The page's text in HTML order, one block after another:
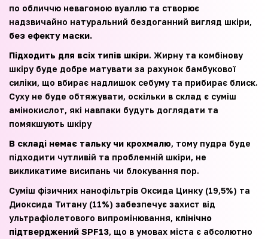
по обличчю невагомою вуаллю та створює
надзвичайно натуральний бездоганний вигляд шкіри,
без ефекту маски.
Підходить для всіх типів шкіри. Жирну та комбінову
шкіру буде добре матувати за рахунок бамбукової
силіки, що вбирає надлишок себуму та прибирає блиск.
Суху не буде обтяжувати, оскільки в склад є суміш
амінокислот, які навпаки будуть доглядати та
помякшують шкіру
В складі немає тальку чи крохмалю, тому пудра буде
підходити чутливій та проблемній шкіри, не
викликатиме висипань чи блокування пор.
Суміш фізичних нанофільтрів Оксида Цинку (19,5%) та
Диоксида Титану (11%) забезпечує захист від
ультрафіолетового випромінювання, клінічно
підтверджений SPF13, що в умовах міста є абсолютно